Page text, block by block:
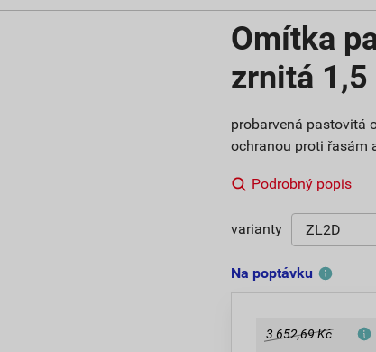
Omítka
zrnitá 1,5
probarvená pastovitá
ochranou proti řasám
Podrobný popis
varianty
Na poptávku
3 652,69 Kč